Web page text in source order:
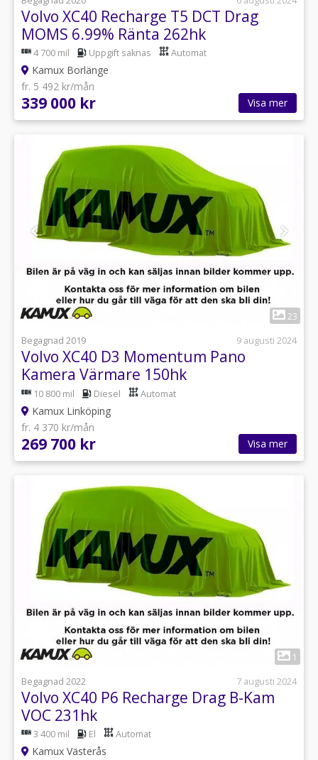
Volvo XC40 Recharge T5 DCT Drag
MOMS 6.99% Ränta 262hk
4 700 mil Uppgift saknas Automat
Kamux Borlänge
fr. 5 492 kr/mån
339 000 kr Visa mer
23
Begagnad 2019
9 augusti 2024
Volvo XC40 D3 Momentum Pano
Kamera Värmare 150hk
10 800 mil Diesel Automat
Kamux Linköping
fr. 4 370 kr/mån
269 700 kr Visa mer
1
Begagnad 2022
7 augusti 2024
Volvo XC40 P6 Recharge Drag B-Kam
VOC 231hk
3 400 mil El Automat
Kamux Västerås